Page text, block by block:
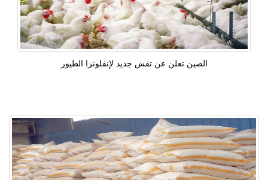
الصين تعلن عن تفش جديد لإنفلونزا الطيور